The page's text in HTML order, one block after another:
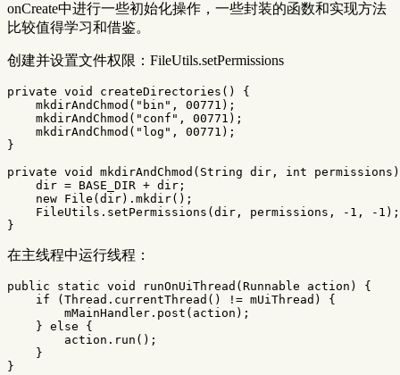
onCreate中进行一些初始化操作，一些封装的函数和实现方法
比较值得学习和借鉴。
创建并设置文件权限：FileUtils.setPermissions
private void createDirectories ()
{
mkdirAndChmod ( "bin" , 00771 );
mkdirAndChmod ( "conf" , 00771 );
mkdirAndChmod ( "log" , 00771 );
}
private void mkdirAndChmod ( String dir , int permissions )
dir = BASE_DIR + dir ;
new File ( dir). mkdir();
FileUtils . setPermissions ( dir , permissions , - 1 , - 1 );
}
在主线程中运行线程：
public static void runOnUiThread ( Runnable action )
{
if
( Thread . currentThread () != mUiThread )
{
mMainHandler . post ( action );
} else
{
action . run ();
}
}